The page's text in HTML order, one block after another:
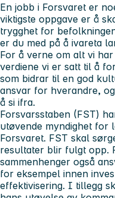
En jobb i Forsvaret er
viktigste oppgave er å
trygghet for
er du med på å ivareta
For å verne om alt vi
verdiene vi er satt til å
som bidrar til en god
ansvar for hverandre,
å si ifra.
Forsvarsstaben (FST)
utøvende myndighet for
Forsvaret. FST skal
resultater blir fulgt opp.
sammenhenger også
for eksempel innen
effektivisering. I tillegg